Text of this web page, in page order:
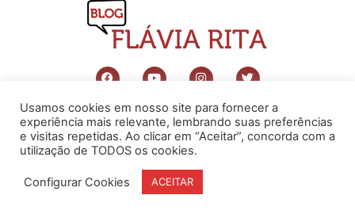
www.flaviarita.com
Flávia Rita Cursos Online2025
© Todos os direitos reservados
Usamos cookies em nosso site para fornecer a
experiência mais relevante, lembrando suas preferências
e visitas repetidas. Ao clicar em “Aceitar”, concorda com a
utilização de TODOS os cookies.
Configurar Cookies ACEITAR